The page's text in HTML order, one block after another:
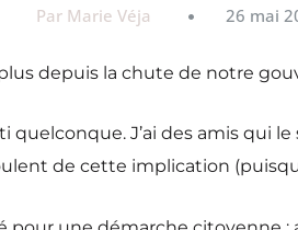
Par Marie Véja 26 mai
depuis la chute de notre
J’ai des amis qui
de cette implication